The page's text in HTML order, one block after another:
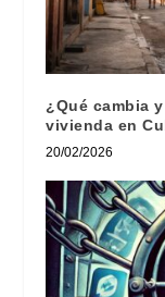
¿Qué cambia
vivienda en
20/02/2026